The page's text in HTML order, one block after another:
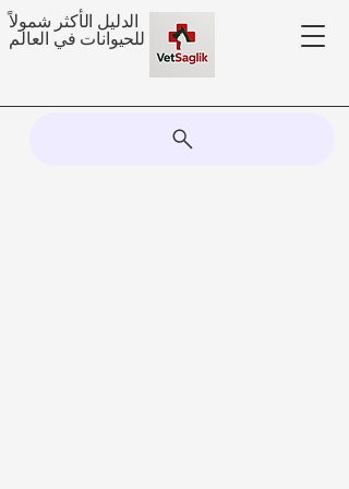
الدليل الأكثر شمولاً
للحيوانات في العالم